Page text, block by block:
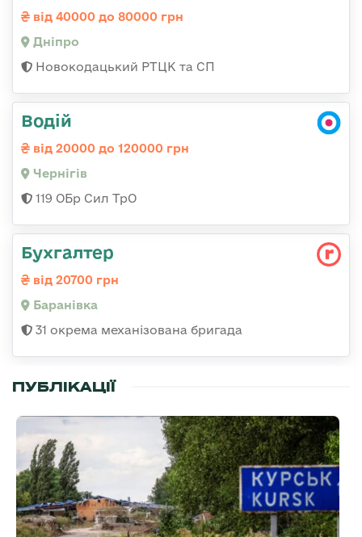
від 40000 до 80000 грн
Дніпро
Новокодацький РТЦК та СП
Водій
від 20000 до 120000 грн
Чернігів
119 ОБр Сил ТрО
Бухгалтер
від 20700 грн
Баранівка
31 окрема механізована бригада
ПУБЛІКАЦІЇ